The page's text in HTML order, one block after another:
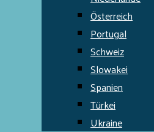
Österreich
Portugal
Schweiz
Slowakei
Spanien
Türkei
Ukraine